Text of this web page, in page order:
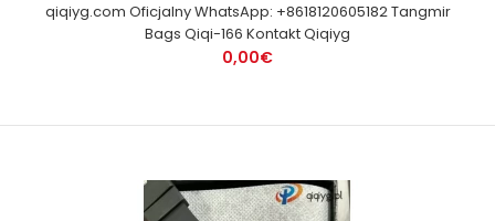
qiqiyg.com Oficjalny WhatsApp: +8618120605182 Tangmir
Bags Qiqi-166 Kontakt Qiqiyg
0,00€